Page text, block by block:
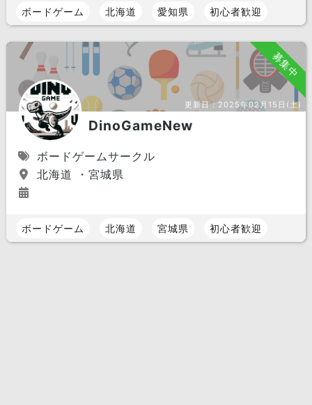
ボードゲーム 北海道 愛知県 初心者歓迎
募集中
更新日： 2025年02月15日(土)
DinoGameNew
ボードゲームサークル
北海道 ・宮城県
ボードゲーム 北海道 宮城県 初心者歓迎